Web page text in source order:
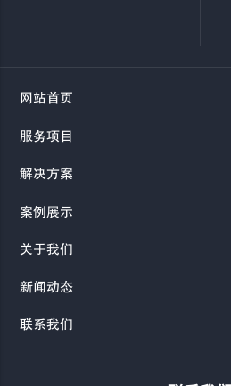
网站首页
服务项目
解决方案
案例展示
关于我们
新闻动态
联系我们